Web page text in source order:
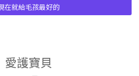
在就給毛孩最好的
愛護寶貝